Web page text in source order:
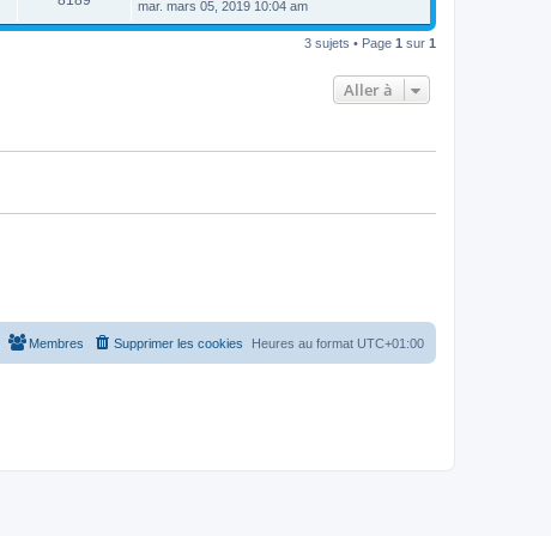
e
s
s
e
r
u
e
n
a
mar. mars 05, 2019 10:04 am
3 sujets • Page 1 sur 1
Aller à
Heures au format UTC+01:00
Supprimer les cookies
Membres